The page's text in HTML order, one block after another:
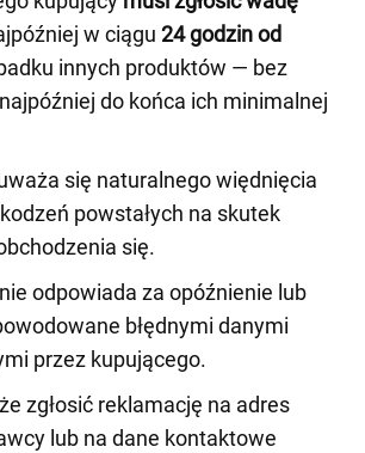
w ciągu 24 godzin od
innych produktów — bez
do końca ich minimalnej
się naturalnego więdnięcia
powstałych na skutek
się.
odpowiada za opóźnienie lub
błędnymi danymi
przez kupującego.
zgłosić reklamację na adres
lub na dane kontaktowe